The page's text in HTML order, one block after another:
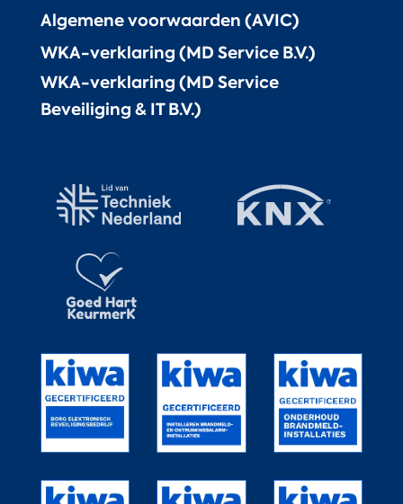
Algemene voorwaarden (AVIC)
WKA-verklaring (MD Service B.V.)
WKA-verklaring (MD Service
Beveiliging & IT B.V.)